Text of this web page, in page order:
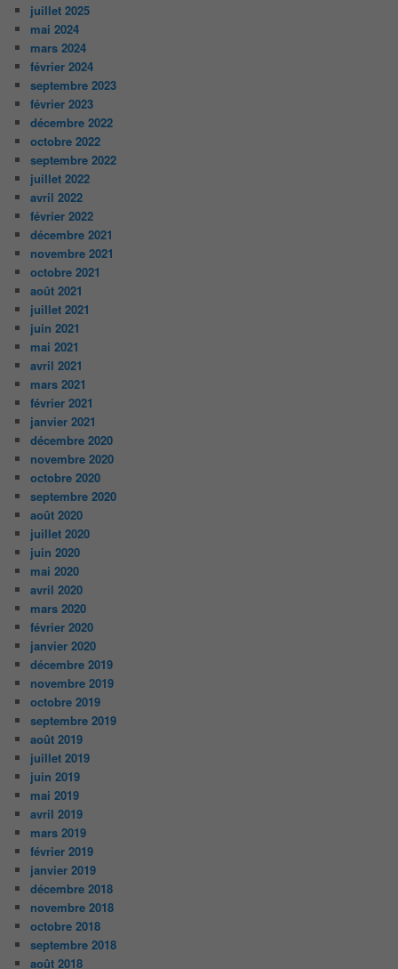
juillet 2025
mai 2024
mars 2024
février 2024
septembre 2023
février 2023
décembre 2022
octobre 2022
septembre 2022
juillet 2022
avril 2022
février 2022
décembre 2021
novembre 2021
octobre 2021
août 2021
juillet 2021
juin 2021
mai 2021
avril 2021
mars 2021
février 2021
janvier 2021
décembre 2020
novembre 2020
octobre 2020
septembre 2020
août 2020
juillet 2020
juin 2020
mai 2020
avril 2020
mars 2020
février 2020
janvier 2020
décembre 2019
novembre 2019
octobre 2019
septembre 2019
août 2019
juillet 2019
juin 2019
mai 2019
avril 2019
mars 2019
février 2019
janvier 2019
décembre 2018
novembre 2018
octobre 2018
septembre 2018
août 2018